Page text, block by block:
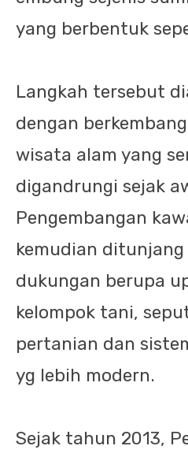
yang berbentuk
Langkah tersebut
dengan
wisata alam yang
digandrungi sejak
Pengembangan
kemudian ditunjang
dukungan berupa
kelompok tani,
pertanian dan
yg lebih modern.
Sejak tahun 2013,